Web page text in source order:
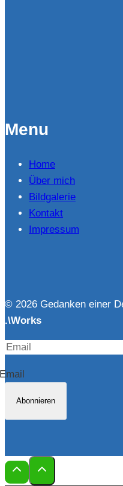
Menu
Home
Über mich
Bildgalerie
Kontakt
Impressum
© 2026 Gedanken einer
.\Works
Email
Abonnieren